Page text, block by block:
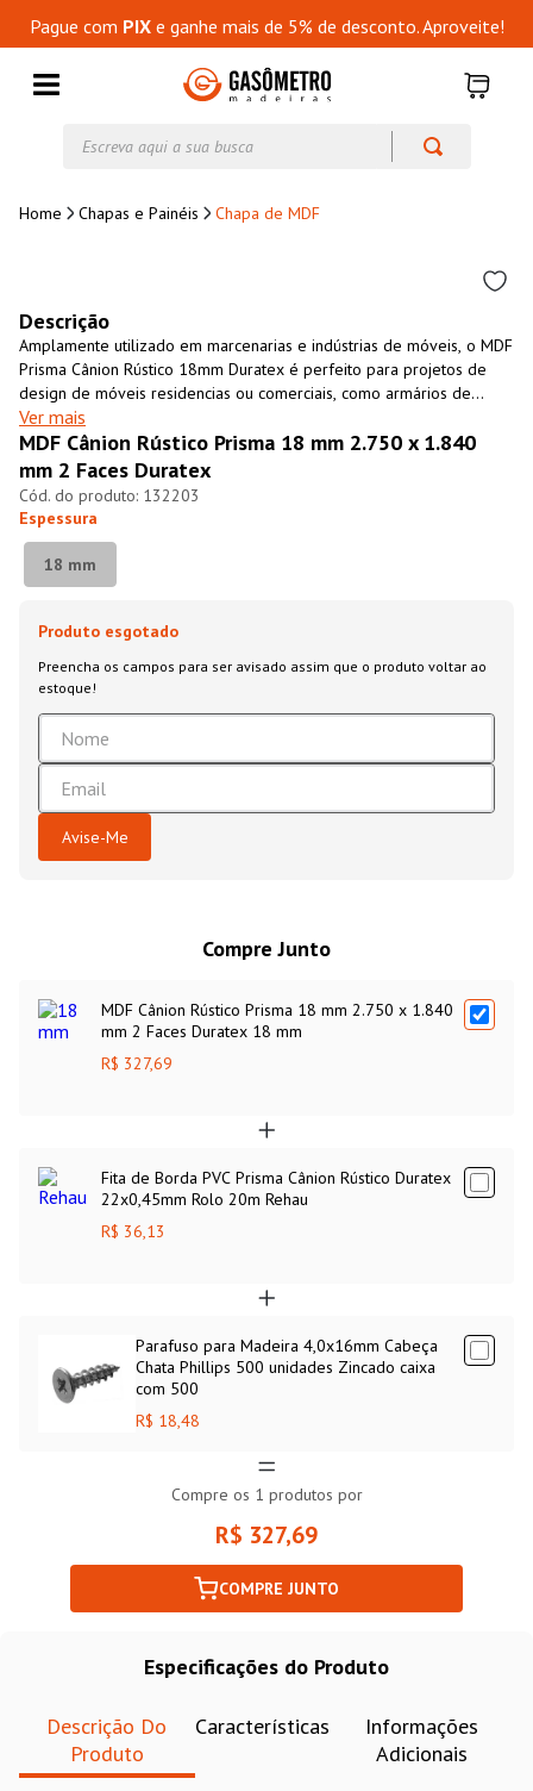
Pague com PIXe ganhe mais de 5% de desconto. Aproveite!
Chapas e Painéis Chapa de MDF
Descrição
Amplamente utilizado em marcenarias e indústrias de móveis, o MDF
Prisma Cânion Rústico 18mm Duratex é perfeito para projetos de
design de móveis residencias ou comerciais, como armários de
cozinha, closets, revestimento de paredes, entre outros. É um
material resistente, versátil, fácil de usinar e com excelente custo-
benefício. O MDF Prisma Cânion Rústico 18mm Duratex é uma opção
ecológicamente sustentável, fabricado 100% com madeira de
florestas cultivadas para essa finalidade.
Ver mais
MDF Cânion Rústico Prisma 18 mm 2.750 x 1.840
mm 2 Faces Duratex
132203
Espessura
18 mm
Compre Junto
MDF Cânion Rústico Prisma 18 mm 2.750 x 1.840
mm 2 Faces Duratex 18 mm
R$ 327,69
Fita de Borda PVC Prisma Cânion Rústico Duratex
22x0,45mm Rolo 20m Rehau
R$ 36,13
Parafuso para Madeira 4,0x16mm Cabeça
Chata Phillips 500 unidades Zincado caixa
com 500
R$ 18,48
Compre os 1 produtos por
R$ 327,69
COMPRE JUNTO
Especificações do Produto
Descrição Do
Produto
Características
Informações
Adicionais